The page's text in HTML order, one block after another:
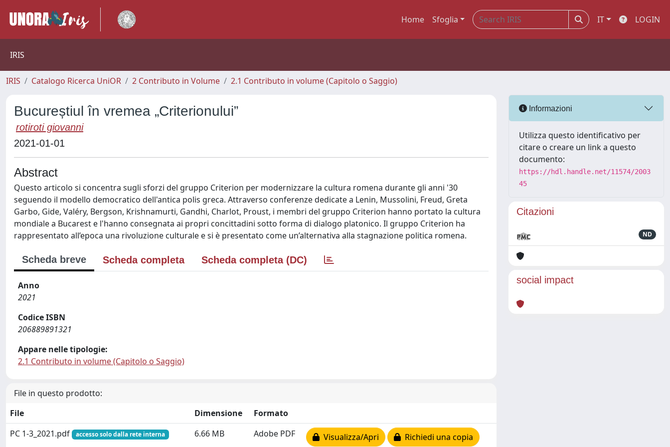
Home Sfoglia IT LOGIN
IRIS
IRIS Catalogo Ricerca UniOR 2 Contributo in Volume 2.1 Contributo in volume (Capitolo o Saggio)
Bucureștiul în vremea „Criterionului”
rotiroti giovanni
2021-01-01
Abstract
Questo articolo si concentra sugli sforzi del gruppo Criterion per modernizzare la cultura romena durante gli anni '30
seguendo il modello democratico dell'antica polis greca. Attraverso conferenze dedicate a Lenin, Mussolini, Freud, Greta
Garbo, Gide, Valéry, Bergson, Krishnamurti, Gandhi, Charlot, Proust, i membri del gruppo Criterion hanno portato la cultura
mondiale a Bucarest e l'hanno consegnata ai propri concittadini sotto forma di dialogo platonico. Il gruppo Criterion ha
rappresentato all’epoca una rivoluzione culturale e si è presentato come un’alternativa alla stagnazione politica romena.
Scheda breve Scheda completa Scheda completa (DC)
Anno
2021
Codice ISBN
206889891321
Appare nelle tipologie:
2.1 Contributo in volume (Capitolo o Saggio)
File in questo prodotto:
File
Dimensione
Formato
PC 1-3_2021.pdf
accesso solo dalla rete interna 6.66 MB Adobe PDF Visualizza/Apri Richiedi una copia
Informazioni
Utilizza questo identificativo per
citare o creare un link a questo
documento:
https://hdl.handle.net/11574/2003
45
Citazioni
ND
social impact